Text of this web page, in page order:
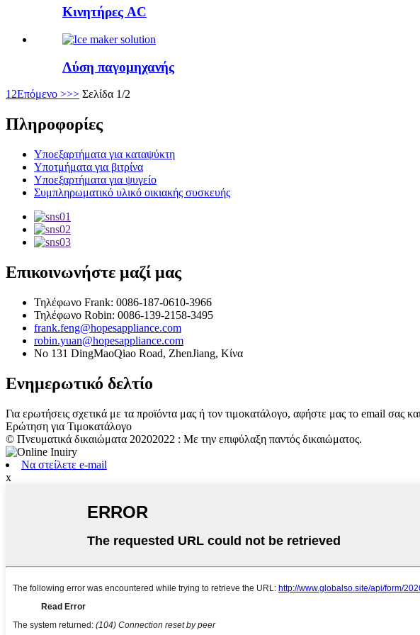
Κινητήρες AC
Λύση παγομηχανής
1 2Επόμενο >>> Σελίδα 1/2
Πληροφορίες
Υποεξαρτήματα για καταψύκτη
Υποτμήματα για βιτρίνα
Υποεξαρτήματα για ψυγείο
Συμπληρωματικό υλικό οικιακής συσκευής
Επικοινωνήστε μαζί μας
Τηλέφωνο Frank: 0086-187-0610-3966
Τηλέφωνο Robin: 0086-139-2158-3495
frank.feng@hopesappliance.com
robin.yuan@hopesappliance.com
No 131 DingMaoQiao Road, ZhenJiang, Κίνα
Ενημερωτικό δελτίο
Για ερωτήσεις σχετικά με τα προϊόντα μας ή τον τιμοκατάλογο, αφήστε μας το email σας
Ερώτηση για Τιμοκατάλογο
© Πνευματικά δικαιώματα 20202022 : Με την επιφύλαξη παντός δικαιώματος.
Να στείλετε e-mail
x